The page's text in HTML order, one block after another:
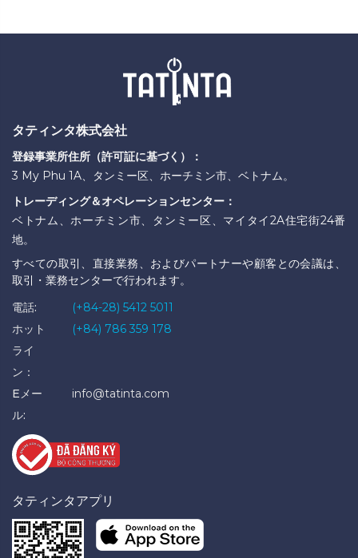
タティンタ株式会社
登録事業所住所（許可証に基づく）：
3 My Phu 1A、タンミー区、ホーチミン市、ベトナム。
トレーディング＆オペレーションセンター：
ベトナム、ホーチミン市、タンミー区、マイタイ2A住宅街24番
地。
すべての取引、直接業務、およびパートナーや顧客との会議は、
取引・業務センターで行われます。
電話:
(+84-28) 5412 5011
ホット
ライ
ン：
(+84) 786 359 178
Eメー
ル:
info@tatinta.com
タティンタアプリ